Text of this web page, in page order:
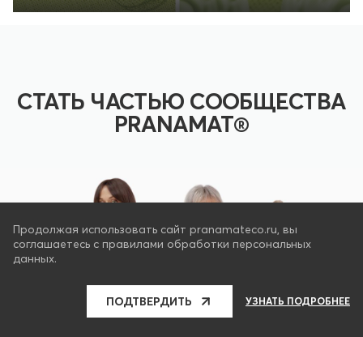
СТАТЬ ЧАСТЬЮ СООБЩЕСТВА
PRANAMAT®
Продолжая использовать сайт pranamateco.ru, вы
соглашаетесь с правилами обработки персональных
данных.
ПОДТВЕРДИТЬ УЗНАТЬ ПОДРОБНЕЕ